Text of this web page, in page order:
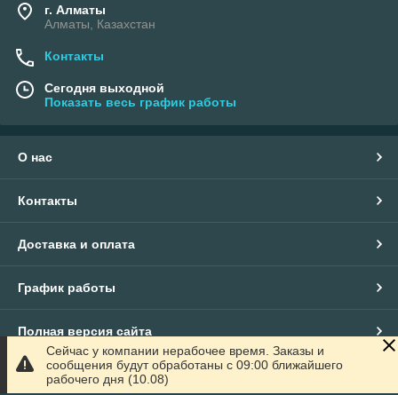
г. Алматы
Алматы, Казахстан
Контакты
Сегодня выходной
Показать весь график работы
О нас
Контакты
Доставка и оплата
График работы
Полная версия сайта
Сайт создан на маркетплейсе
Сейчас у компании нерабочее время. Заказы и
сообщения будут обработаны с 09:00 ближайшего
рабочего дня (10.08)